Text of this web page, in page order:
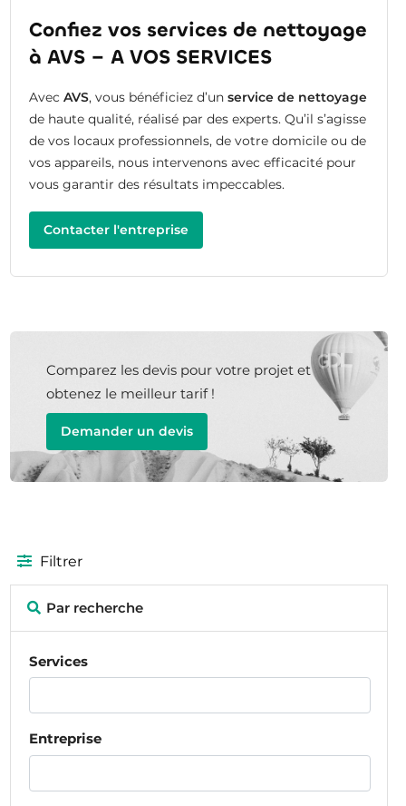
Confiez vos services de nettoyage
à AVS – A VOS SERVICES
Avec AVS, vous bénéficiez d’un service de nettoyage
de haute qualité, réalisé par des experts. Qu’il s’agisse
de vos locaux professionnels, de votre domicile ou de
vos appareils, nous intervenons avec efficacité pour
vous garantir des résultats impeccables.
Contacter l'entreprise
Comparez les devis pour votre projet et
obtenez le meilleur tarif !
Demander un devis
Filtrer
Par recherche
Services
Entreprise